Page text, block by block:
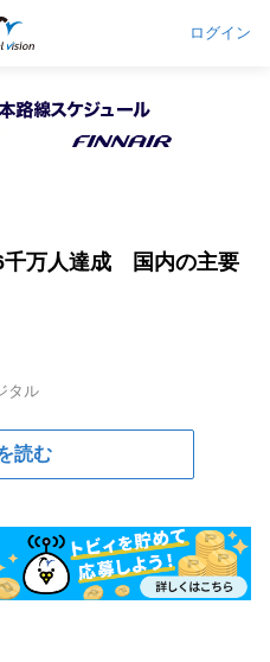
ログイン
千万人達成 国内の主要
タル
読む